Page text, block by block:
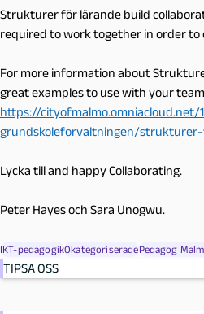
Strukturer för lärande build
required to work together in order to
For more information about
great examples to use with your
https://cityofmalmo.omniacloud.net/
grundskoleforvaltningen/
Lycka till and happy Collaborating.
Peter Hayes och Sara Unogwu.
IKT-pedagogikOkategoriseradePedagog
TIPSA OSS